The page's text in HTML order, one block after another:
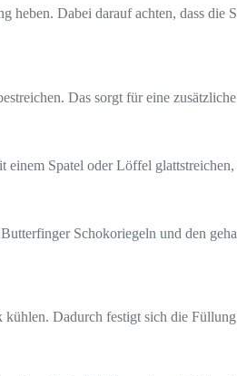
heben. Dabei darauf achten, dass
Das sorgt für eine
Spatel oder Löffel glattstreichen,
Schokoriegeln und den
Dadurch festigt sich die